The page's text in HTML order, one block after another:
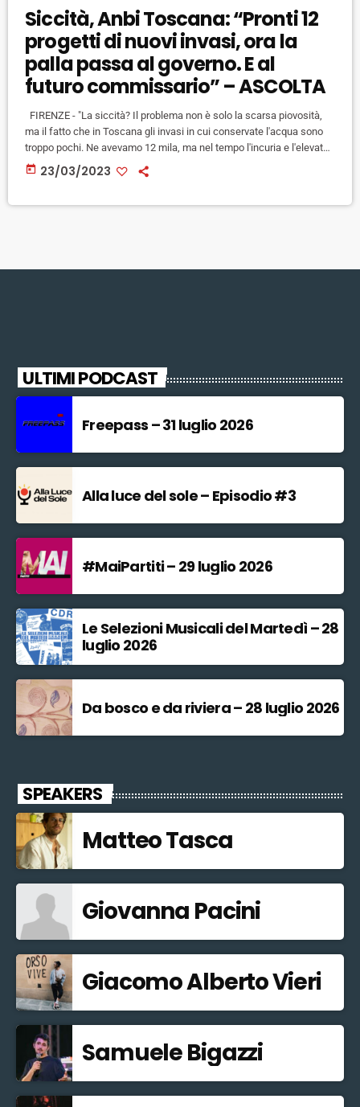
Siccità, Anbi Toscana: “Pronti 12
progetti di nuovi invasi, ora la
palla passa al governo. E al
futuro commissario” – ASCOLTA
FIRENZE - "La siccità? Il problema non è solo la scarsa piovosità,
ma il fatto che in Toscana gli invasi in cui conservate l'acqua sono
troppo pochi. Ne avevamo 12 mila, ma nel tempo l'incuria e l'elevato
costo di manutenzione ne hanno portato all'abbandono e così or ne
sono rimasti 2.000". Così Marco Bottino, presidente Anbi Toscana,
today 23/03/2023
ULTIMI PODCAST
Freepass – 31 luglio 2026
Alla luce del sole – Episodio #3
#MaiPartiti – 29 luglio 2026
Le Selezioni Musicali del Martedì – 28
luglio 2026
Da bosco e da riviera – 28 luglio 2026
SPEAKERS
Matteo Tasca
Giovanna Pacini
Giacomo Alberto Vieri
Samuele Bigazzi